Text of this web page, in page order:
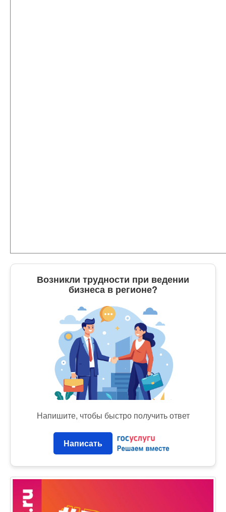
Возникли трудности при ведении
бизнеса в регионе?
Напишите, чтобы быстро получить ответ
Написать